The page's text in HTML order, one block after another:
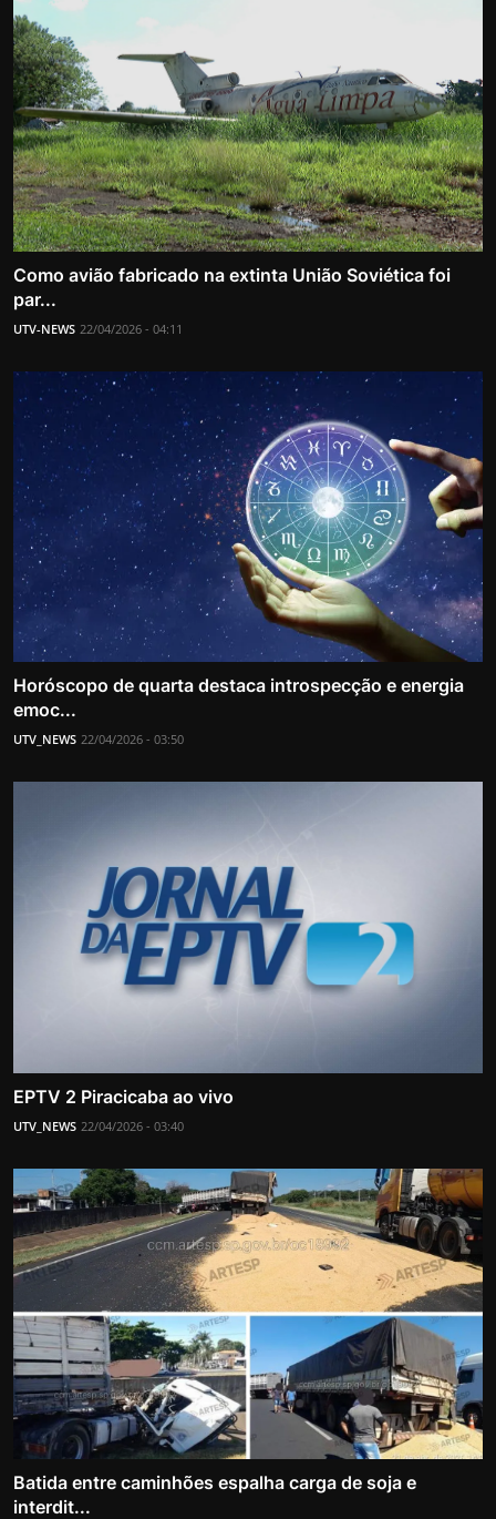
Como avião fabricado na extinta União Soviética foi
par...
UTV-NEWS 22/04/2026 - 04:11
Horóscopo de quarta destaca introspecção e energia
emoc...
UTV_NEWS 22/04/2026 - 03:50
EPTV 2 Piracicaba ao vivo
UTV_NEWS 22/04/2026 - 03:40
Batida entre caminhões espalha carga de soja e
interdit...